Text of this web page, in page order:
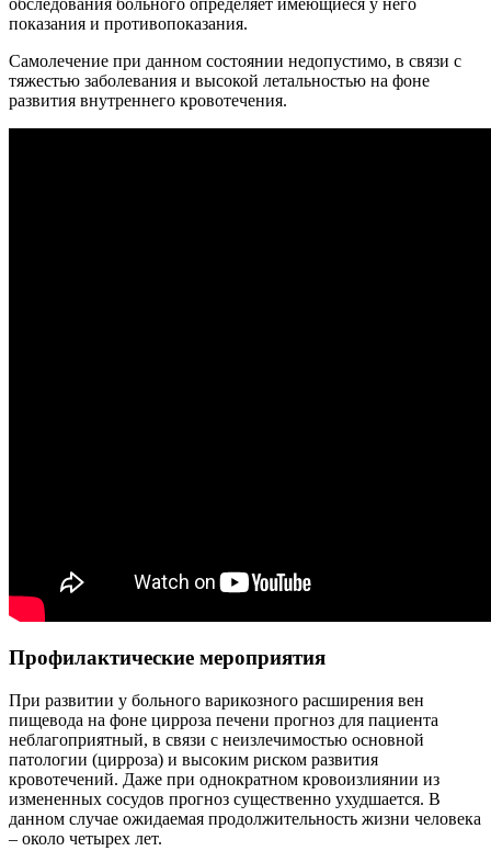
показания и противопоказания.
Самолечение при данном состоянии недопустимо, в связи с
тяжестью заболевания и высокой летальностью на фоне
развития внутреннего кровотечения.
Профилактические мероприятия
При развитии у больного варикозного расширения вен
пищевода на фоне цирроза печени прогноз для пациента
неблагоприятный, в связи с неизлечимостью основной
патологии (цирроза) и высоким риском развития
кровотечений. Даже при однократном кровоизлиянии из
измененных сосудов прогноз существенно ухудшается. В
данном случае ожидаемая продолжительность жизни человека
– около четырех лет.